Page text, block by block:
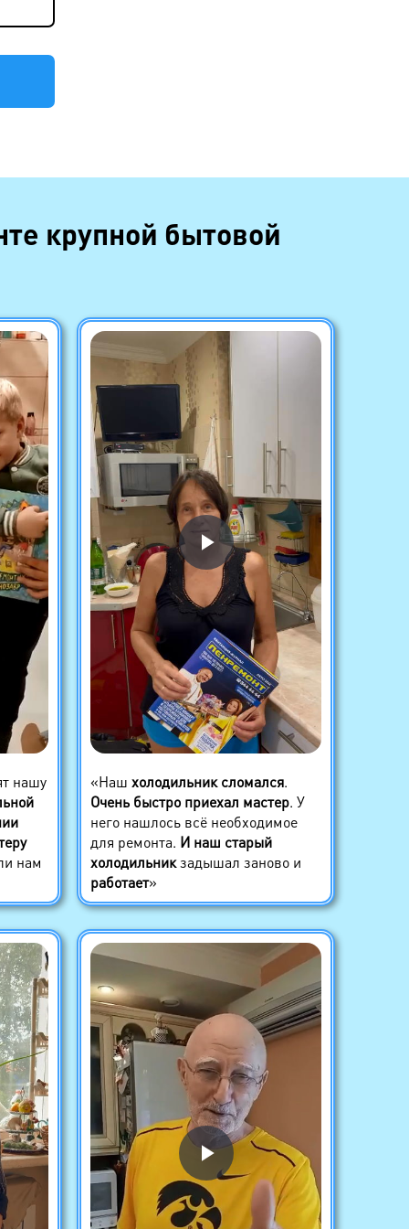
крупной бытовой
нашу
нам
«Наш холодильник сломался.
Очень быстро приехал мастер. У
него нашлось всё необходимое
для ремонта. И наш старый
холодильникзадышал заново и
работает»